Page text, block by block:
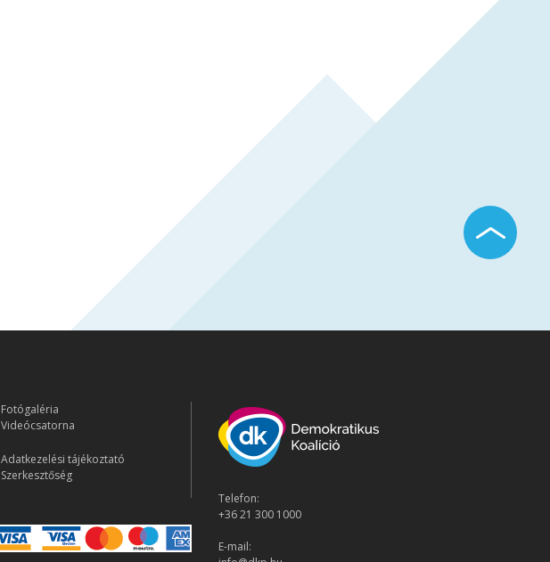
Fotógaléria
Videócsatorna
Adatkezelési tájékoztató
Szerkesztőség
Telefon:
+36 21 300 1000
E-mail: